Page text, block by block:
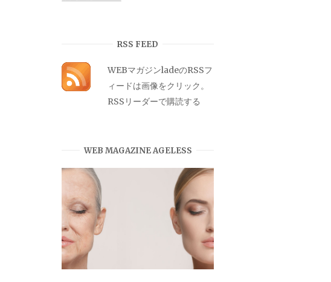
RSS FEED
WEBマガジンladeのRSSフ
ィードは画像をクリック。
RSSリーダーで購読する
WEB MAGAZINE AGELESS